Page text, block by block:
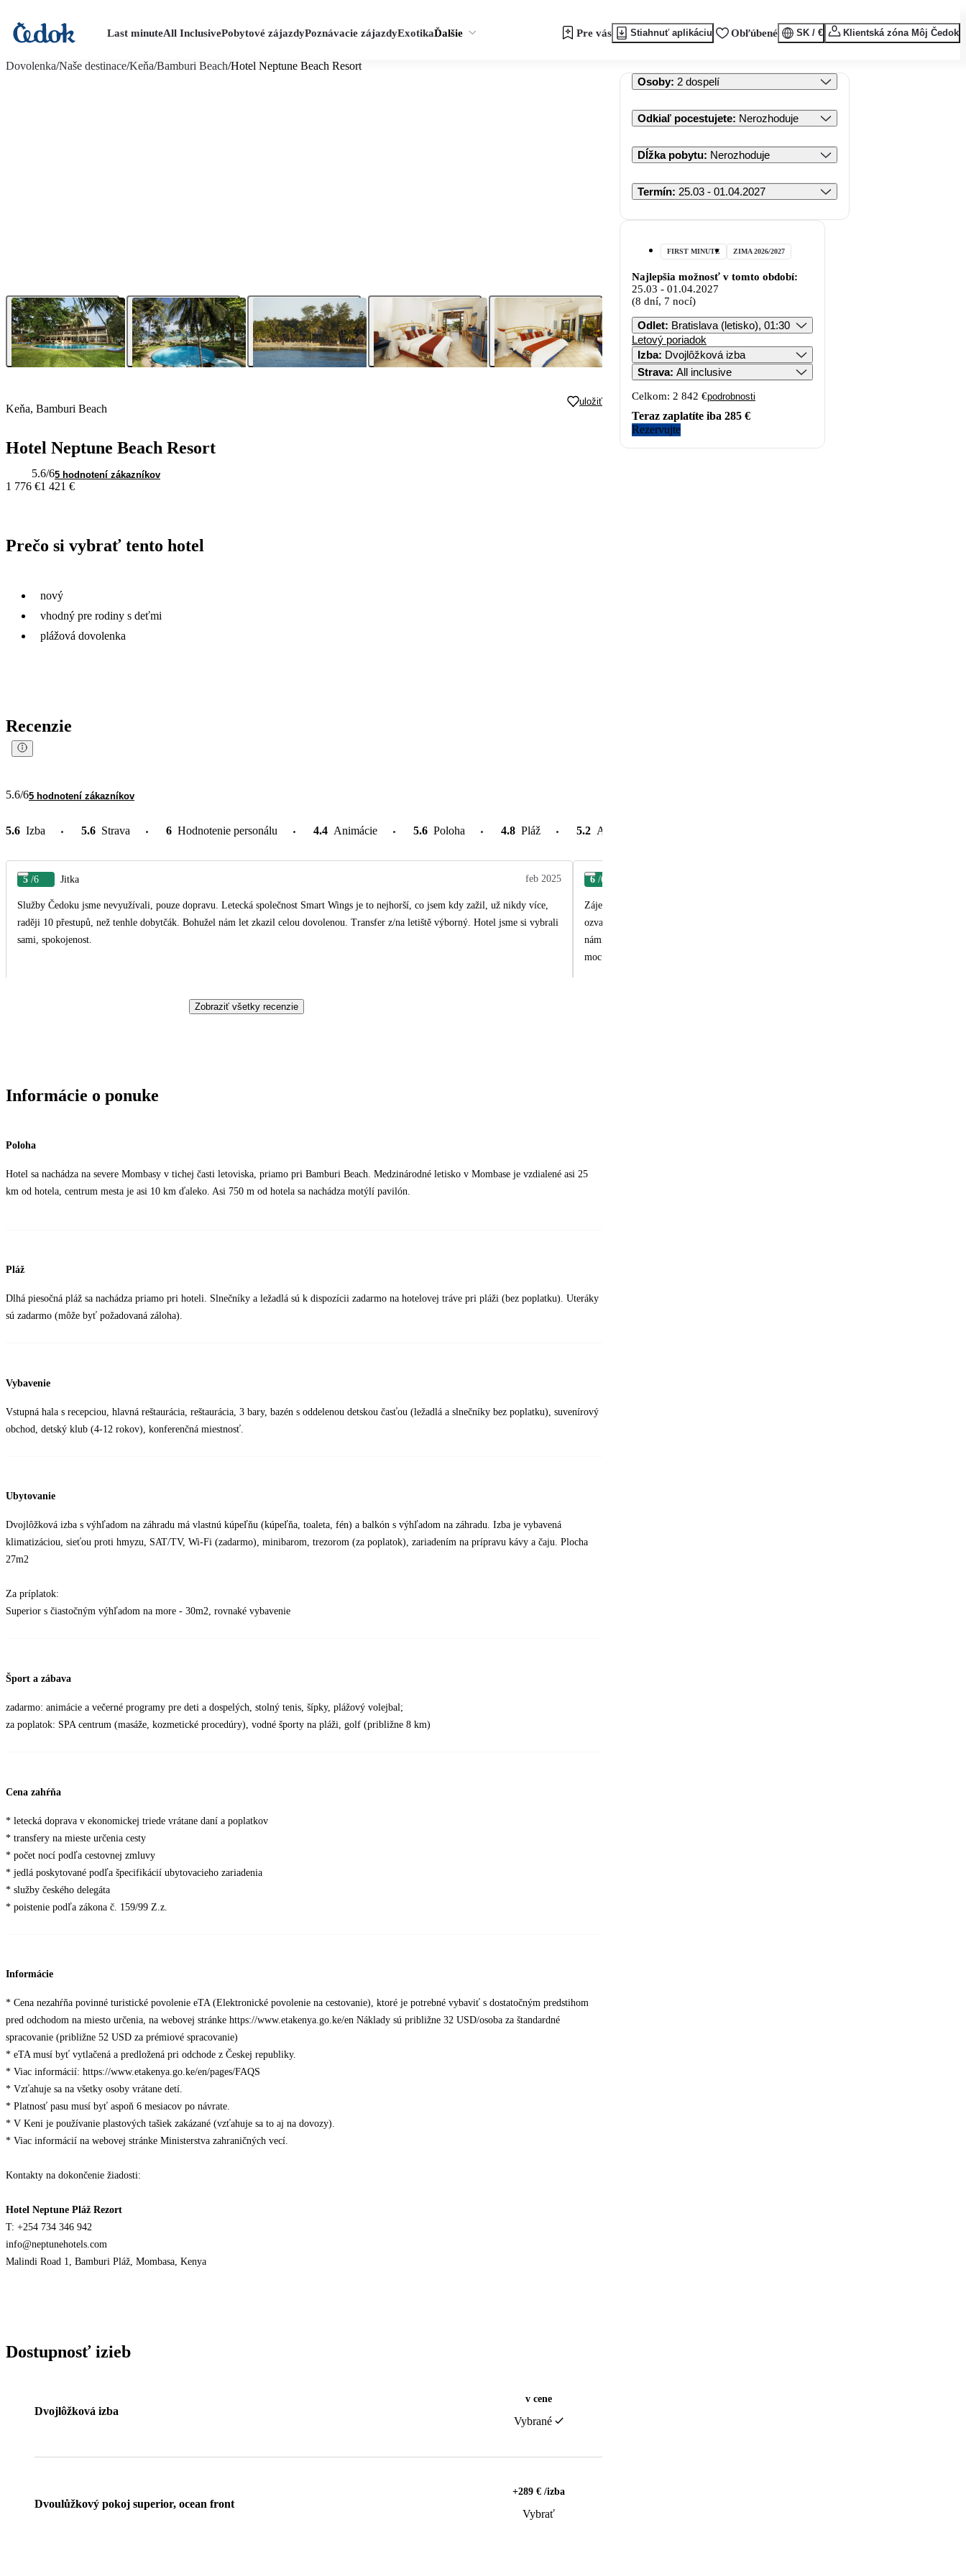
Last minuteAll InclusivePobytové zájazdyPoznávacie zájazdyExotikaĎalšie Pre vás Stiahnuť aplikáciu Obľúbené SK / € Klientská zóna Môj Čedok
Dovolenka/Naše destinace/Keňa/Bamburi Beach/Hotel Neptune Beach Resort
Keňa, Bamburi Beach
uložiť
Hotel Neptune Beach Resort
5.6/65 hodnotení zákazníkov
1 776 €1 421 €
Prečo si vybrať tento hotel
nový
vhodný pre rodiny s deťmi
plážová dovolenka
Recenzie
5.6/65 hodnotení zákazníkov
5.6 Izba 5.6 Strava 6 Hodnotenie personálu 4.4 Animácie 5.6 Poloha 4.8 Pláž 5.2 Atrakcie v okolí
5 /6 Jitka feb 2025
Služby Čedoku jsme nevyužívali, pouze dopravu. Letecká společnost Smart Wings je to nejhorší, co jsem kdy zažil, už nikdy více,
raději 10 přestupů, než tenhle dobytčák. Bohužel nám let zkazil celou dovolenou. Transfer z/na letiště výborný. Hotel jsme si vybrali
sami, spokojenost.
6 /6
Zájezd super delegáta nic moc.nevěděli jsme kdy nás vůbec někdo odveze na letiště .až po
ozval jinak bychom vůbec nevěděli v kolik pro nás někdo přijede.pritom tam byla kniha kde
námi.a přišlo nám že výlety byli drahé kdy cesta byla dlouhá a samotný výlet nebyl tak
moc hezká za to moc děkujeme.
Zobraziť všetky recenzie
Informácie o ponuke
Poloha
Hotel sa nachádza na severe Mombasy v tichej časti letoviska, priamo pri Bamburi Beach. Medzinárodné letisko v Mombase je vzdialené asi 25
km od hotela, centrum mesta je asi 10 km ďaleko. Asi 750 m od hotela sa nachádza motýlí pavilón.
Pláž
Dlhá piesočná pláž sa nachádza priamo pri hoteli. Slnečníky a ležadlá sú k dispozícii zadarmo na hotelovej tráve pri pláži (bez poplatku). Uteráky
sú zadarmo (môže byť požadovaná záloha).
Vybavenie
Vstupná hala s recepciou, hlavná reštaurácia, reštaurácia, 3 bary, bazén s oddelenou detskou časťou (ležadlá a slnečníky bez poplatku), suvenírový
obchod, detský klub (4-12 rokov), konferenčná miestnosť.
Ubytovanie
Dvojlôžková izba s výhľadom na záhradu má vlastnú kúpeľňu (kúpeľňa, toaleta, fén) a balkón s výhľadom na záhradu. Izba je vybavená
klimatizáciou, sieťou proti hmyzu, SAT/TV, Wi-Fi (zadarmo), minibarom, trezorom (za poplatok), zariadením na prípravu kávy a čaju. Plocha
27m2
Za príplatok:
Superior s čiastočným výhľadom na more - 30m2, rovnaké vybavenie
Šport a zábava
zadarmo: animácie a večerné programy pre deti a dospelých, stolný tenis, šípky, plážový volejbal;
za poplatok: SPA centrum (masáže, kozmetické procedúry), vodné športy na pláži, golf (približne 8 km)
Cena zahŕňa
* letecká doprava v ekonomickej triede vrátane daní a poplatkov
* transfery na mieste určenia cesty
* počet nocí podľa cestovnej zmluvy
* jedlá poskytované podľa špecifikácií ubytovacieho zariadenia
* služby českého delegáta
* poistenie podľa zákona č. 159/99 Z.z.
Informácie
* Cena nezahŕňa povinné turistické povolenie eTA (Elektronické povolenie na cestovanie), ktoré je potrebné vybaviť s dostatočným predstihom
pred odchodom na miesto určenia, na webovej stránke https://www.etakenya.go.ke/en Náklady sú približne 32 USD/osoba za štandardné
spracovanie (približne 52 USD za prémiové spracovanie)
* eTA musí byť vytlačená a predložená pri odchode z Českej republiky.
* Viac informácií: https://www.etakenya.go.ke/en/pages/FAQS
* Vzťahuje sa na všetky osoby vrátane detí.
* Platnosť pasu musí byť aspoň 6 mesiacov po návrate.
* V Keni je používanie plastových tašiek zakázané (vzťahuje sa to aj na dovozy).
* Viac informácií na webovej stránke Ministerstva zahraničných vecí.
Kontakty na dokončenie žiadosti:
Hotel Neptune Pláž Rezort
T: +254 734 346 942
info@neptunehotels.com
Malindi Road 1, Bamburi Pláž, Mombasa, Kenya
Dostupnosť izieb
Dvojlôžková izba
v cene
Vybrané
Dvoulůžkový pokoj superior, ocean front
+289 € /izba
Vybrať
Osoby: 2 dospelí
Odkiaľ pocestujete: Nerozhoduje
Dĺžka pobytu: Nerozhoduje
Termín: 25.03 - 01.04.2027
FIRST MINUTE ZIMA 2026/2027
Najlepšia možnosť v tomto období:
25.03 - 01.04.2027
(8 dní, 7 nocí)
Odlet: Bratislava (letisko), 01:30
Letový poriadok
Izba: Dvojlôžková izba
Strava: All inclusive
Celkom: 2 842 €podrobnosti
Teraz zaplatíte iba 285 €
Rezervujte